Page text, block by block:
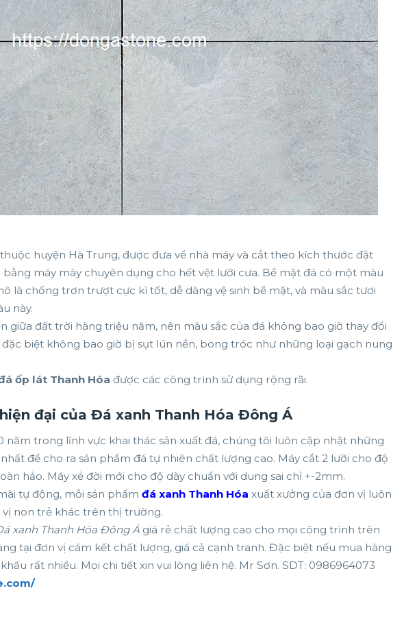
huyện Hà Trung, được đưa về nhà máy và cắt theo kích thước đặt
máy mày chuyên dụng cho hết vệt lưỡi cưa. Bề mặt đá có một màu
là chống trơn trượt cực kì tốt, dễ dàng vệ sinh bề mặt, và màu sắc tươi
này.
giữa đất trời hàng triệu năm, nên màu sắc của đá không bao giờ thay đổi
biệt không bao giờ bị sụt lún nền, bong tróc như những loại gạch nung
ốp lát Thanh Hóa được các công trình sử dụng rộng rãi.
đại của Đá xanh Thanh Hóa Đông Á
năm trong lĩnh vực khai thác sản xuất đá, chúng tôi luôn cập nhật những
để cho ra sản phẩm đá tự nhiên chất lượng cao. Máy cắt 2 lưỡi cho độ
hảo. Máy xẻ đời mới cho độ dày chuẩn với dung sai chỉ +-2mm.
tự động, mỗi sản phẩm đá xanh Thanh Hóa xuất xưởng của đơn vị luôn
non trẻ khác trên thị trường.
xanh Thanh Hóa Đông Á giá rẻ chất lượng cao cho mọi công trình trên
tại đơn vị cám kết chất lượng, giá cả cạnh tranh. Đặc biệt nếu mua hàng
rất nhiều. Mọi chi tiết xin vui lòng liên hệ. Mr Sơn. SDT: 0986964073